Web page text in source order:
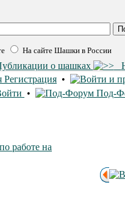
На сайте Шашки в России
о шашках
Регистрация •
• Под-
работе на